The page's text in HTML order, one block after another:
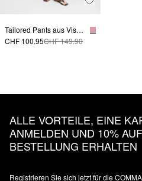
Tailored Pants aus Viskosemix
CHF 100.95CHF 149.90
ALLE VORTEILE, EINE
ANMELDEN UND 10%
BESTELLUNG ERHALTEN
Registrieren Sie sich jetzt für die